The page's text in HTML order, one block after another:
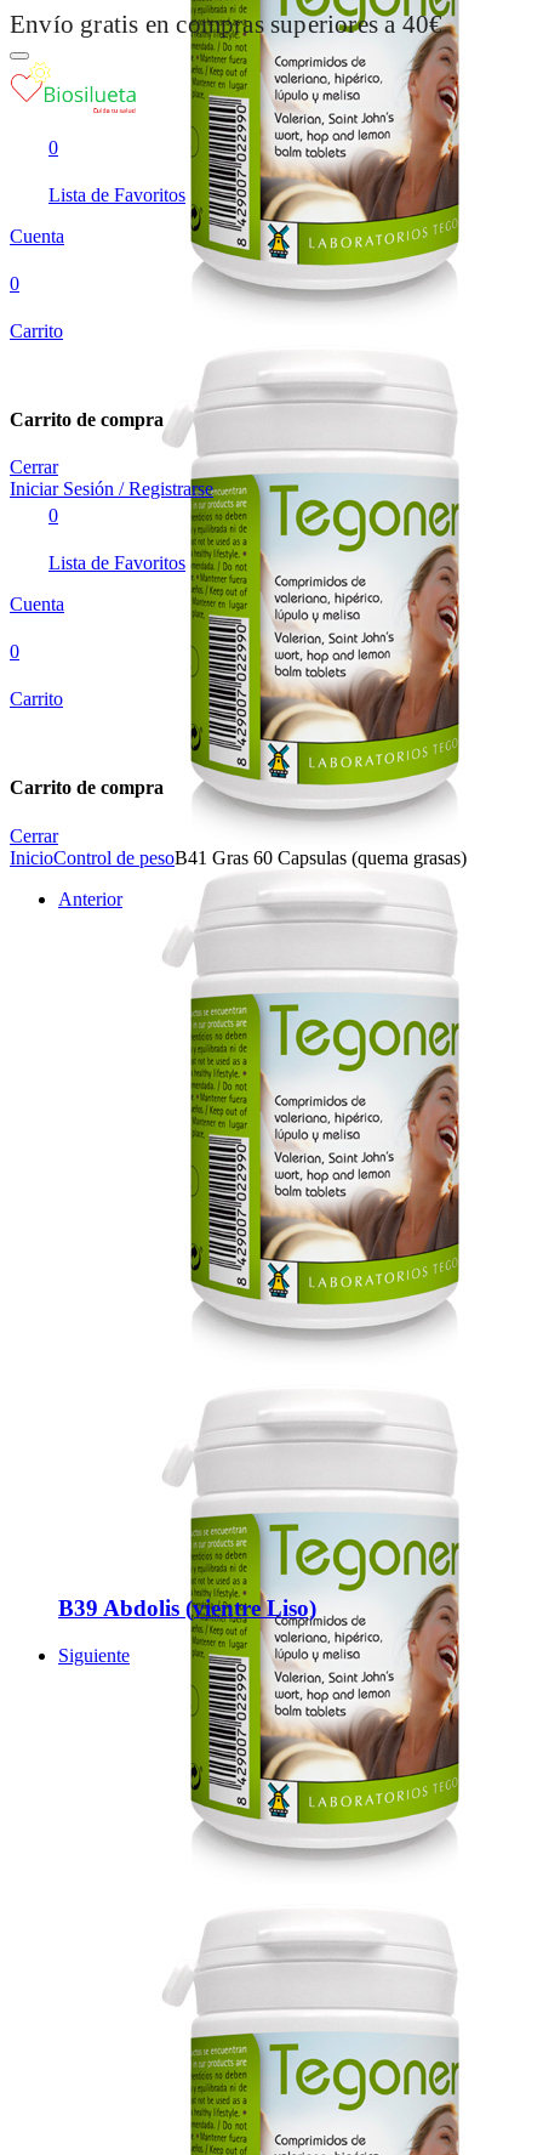
Envío gratis en compras superiores a 40€
0
Lista de Favoritos
Cuenta
0
Carrito
Carrito de compra
Cerrar
Iniciar Sesión / Registrarse
0
Lista de Favoritos
Cuenta
0
Carrito
Carrito de compra
Cerrar
InicioControl de pesoB41 Gras 60 Capsulas (quema grasas)
Anterior
B39 Abdolis (vientre Liso)
Siguiente